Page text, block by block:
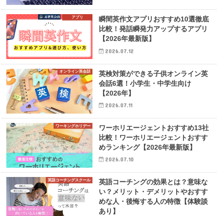
アプリ
瞬間英作文アプリおすすめ10選徹底
比較！発話瞬発力アップするアプリ
【2026年最新版】
2026.07.12
オンライン英会話
英検対策ができる子供オンライン英
会話6選！小学生・中学生向け
【2026年】
2026.07.11
ワーキングホリデー
ワーホリエージェントおすすめ13社
比較！ワーホリエージェントおすす
めランキング【2026年最新版】
2026.07.10
英語コーチングスクール
英語コーチングの効果とは？意味な
い？メリット・デメリットやおすす
めな人・後悔する人の特徴【体験談
あり】